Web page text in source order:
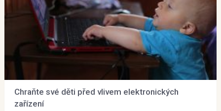
Chraňte své děti před vlivem elektronických
zařízení